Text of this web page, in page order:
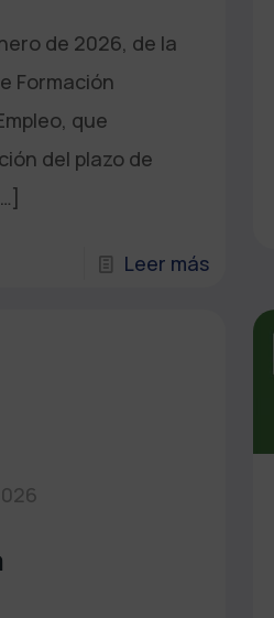
de 2026, de la
Formación
que
del plazo de
Leer más